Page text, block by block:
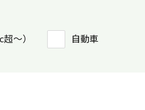
〜） 自動車